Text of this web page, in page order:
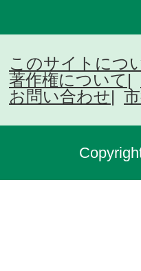
このサイトにつ
著作権について
お問い合わせ